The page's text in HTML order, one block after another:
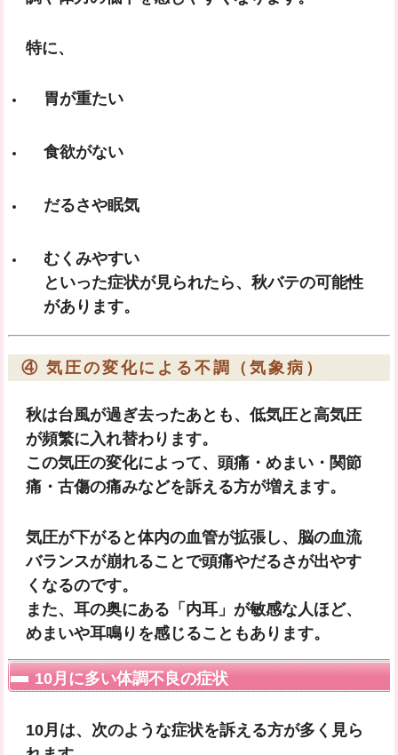
特に、
胃が重たい
食欲がない
だるさや眠気
むくみやすい
といった症状が見られたら、 秋バテの可能性
があります。
④ 気圧の変化による不調（気象病）
秋は台風が過ぎ去ったあとも、低気圧と高気圧
が頻繁に入れ替わります。
この気圧の変化によって、 頭痛・めまい・関節
痛・古傷の痛みなどを訴える方が増えます。
気圧が下がると体内の血管が拡張し、脳の血流
バランスが崩れることで頭痛やだるさが出やす
くなるのです。
また、耳の奥にある「内耳」が敏感な人ほど、
めまいや耳鳴りを感じることもあります。
10月に多い体調不良の症状
10月は、次のような症状を訴える方が多く見ら